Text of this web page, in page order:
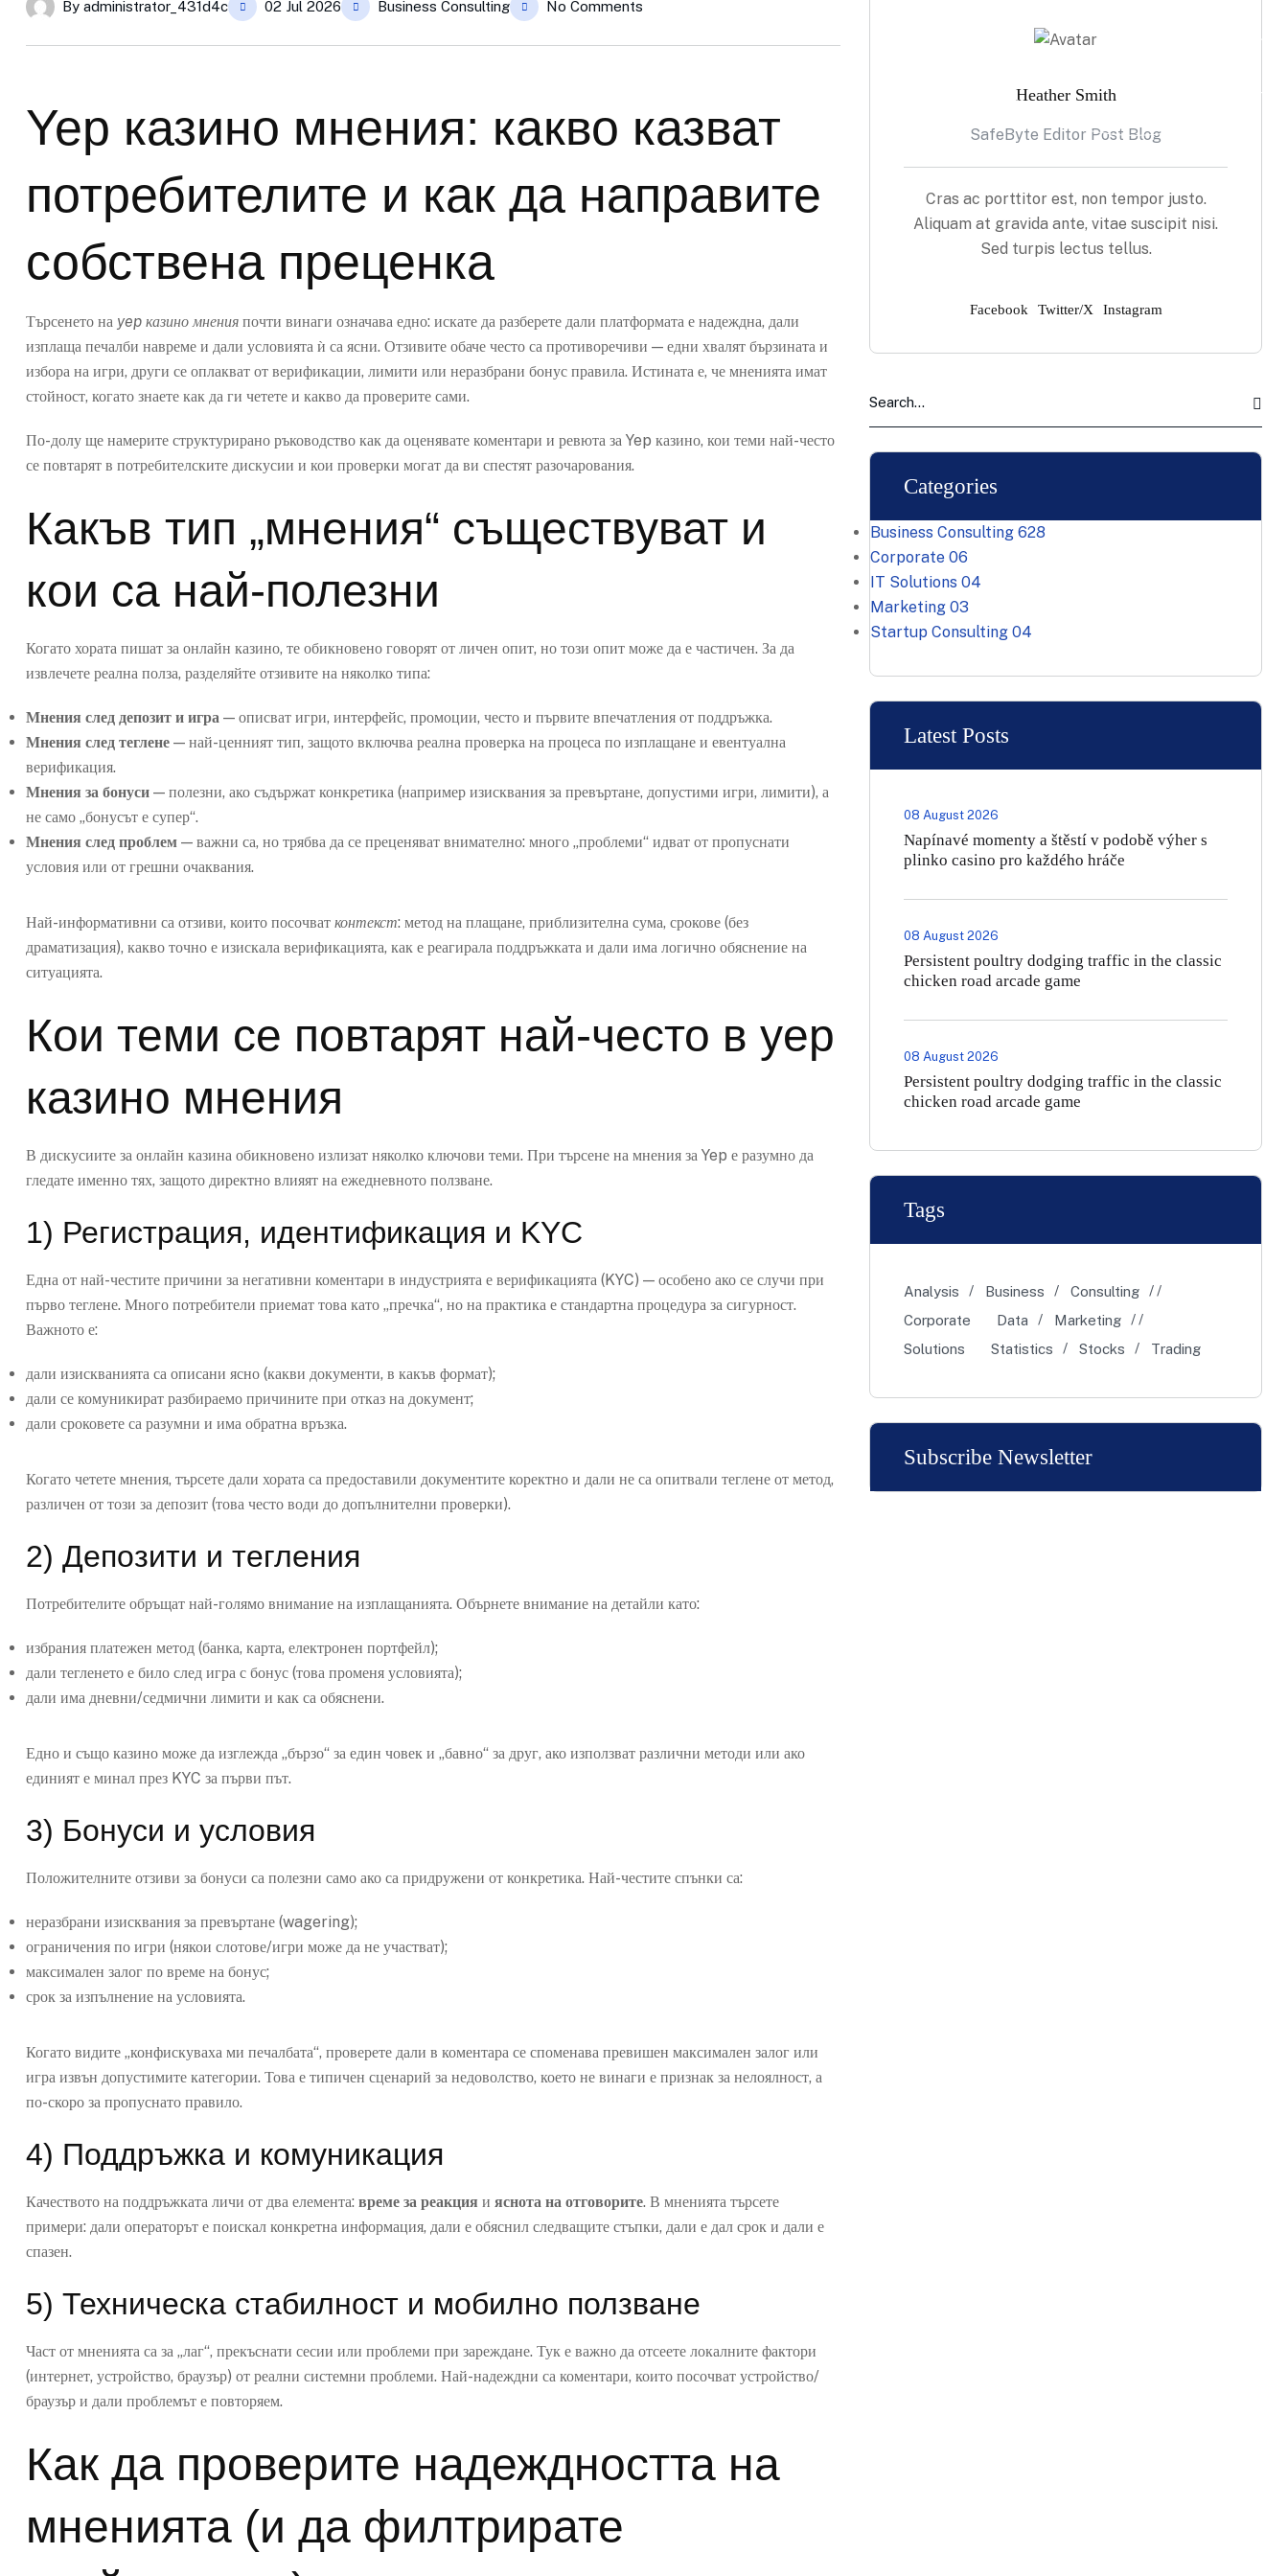
By administrator_431d4c 02 Jul 2026 Business Consulting No Comments
Yep казино мнения: какво казват
потребителите и как да направите
собствена преценка
Търсенето на yep казино мнения почти винаги означава едно: искате да разберете дали платформата е надеждна, дали
изплаща печалби навреме и дали условията ѝ са ясни. Отзивите обаче често са противоречиви — едни хвалят бързината и
избора на игри, други се оплакват от верификации, лимити или неразбрани бонус правила. Истината е, че мненията имат
стойност, когато знаете как да ги четете и какво да проверите сами.
По-долу ще намерите структурирано ръководство как да оценявате коментари и ревюта за Yep казино, кои теми най-често
се повтарят в потребителските дискусии и кои проверки могат да ви спестят разочарования.
Какъв тип „мнения“ съществуват и
кои са най-полезни
Когато хората пишат за онлайн казино, те обикновено говорят от личен опит, но този опит може да е частичен. За да
извлечете реална полза, разделяйте отзивите на няколко типа:
Мнения след депозит и игра — описват игри, интерфейс, промоции, често и първите впечатления от поддръжка.
Мнения след теглене — най-ценният тип, защото включва реална проверка на процеса по изплащане и евентуална
верификация.
Мнения за бонуси — полезни, ако съдържат конкретика (например изисквания за превъртане, допустими игри, лимити), а
не само „бонусът е супер“.
Мнения след проблем — важни са, но трябва да се преценяват внимателно: много „проблеми“ идват от пропуснати
условия или от грешни очаквания.
Най-информативни са отзиви, които посочват контекст: метод на плащане, приблизителна сума, срокове (без
драматизация), какво точно е изискала верификацията, как е реагирала поддръжката и дали има логично обяснение на
ситуацията.
Кои теми се повтарят най-често в yep
казино мнения
В дискусиите за онлайн казина обикновено излизат няколко ключови теми. При търсене на мнения за Yep е разумно да
гледате именно тях, защото директно влияят на ежедневното ползване.
1) Регистрация, идентификация и KYC
Една от най-честите причини за негативни коментари в индустрията е верификацията (KYC) — особено ако се случи при
първо теглене. Много потребители приемат това като „пречка“, но на практика е стандартна процедура за сигурност.
Важното е:
дали изискванията са описани ясно (какви документи, в какъв формат);
дали се комуникират разбираемо причините при отказ на документ;
дали сроковете са разумни и има обратна връзка.
Когато четете мнения, търсете дали хората са предоставили документите коректно и дали не са опитвали теглене от метод,
различен от този за депозит (това често води до допълнителни проверки).
2) Депозити и тегления
Потребителите обръщат най-голямо внимание на изплащанията. Обърнете внимание на детайли като:
избрания платежен метод (банка, карта, електронен портфейл);
дали тегленето е било след игра с бонус (това променя условията);
дали има дневни/седмични лимити и как са обяснени.
Едно и също казино може да изглежда „бързо“ за един човек и „бавно“ за друг, ако използват различни методи или ако
единият е минал през KYC за първи път.
3) Бонуси и условия
Положителните отзиви за бонуси са полезни само ако са придружени от конкретика. Най-честите спънки са:
неразбрани изисквания за превъртане (wagering);
ограничения по игри (някои слотове/игри може да не участват);
максимален залог по време на бонус;
срок за изпълнение на условията.
Когато видите „конфискуваха ми печалбата“, проверете дали в коментара се споменава превишен максимален залог или
игра извън допустимите категории. Това е типичен сценарий за недоволство, което не винаги е признак за нелоялност, а
по-скоро за пропуснато правило.
4) Поддръжка и комуникация
Качеството на поддръжката личи от два елемента: време за реакция и яснота на отговорите. В мненията търсете
примери: дали операторът е поискал конкретна информация, дали е обяснил следващите стъпки, дали е дал срок и дали е
спазен.
5) Техническа стабилност и мобилно ползване
Част от мненията са за „лаг“, прекъснати сесии или проблеми при зареждане. Тук е важно да отсеете локалните фактори
(интернет, устройство, браузър) от реални системни проблеми. Най-надеждни са коментари, които посочват устройство/
браузър и дали проблемът е повторяем.
Как да проверите надеждността на
мненията (и да филтрирате
Heather Smith
SafeByte Editor Post Blog
Cras ac porttitor est, non tempor justo.
Aliquam at gravida ante, vitae suscipit nisi.
Sed turpis lectus tellus.
Facebook Twitter/X Instagram
Categories
Business Consulting 628
Corporate 06
IT Solutions 04
Marketing 03
Startup Consulting 04
Latest Posts
08 August 2026
Napínavé momenty a štěstí v podobě výher s
plinko casino pro každého hráče
08 August 2026
Persistent poultry dodging traffic in the classic
chicken road arcade game
08 August 2026
Persistent poultry dodging traffic in the classic
chicken road arcade game
Tags
Analysis Business
Consulting
Corporate
Data
Marketing
Solutions
Statistics Stocks Trading
Subscribe Newsletter